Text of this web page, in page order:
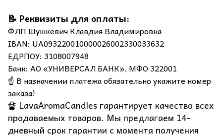
📝 Реквизиты для оплаты:
ФЛП Шушкевич Клавдия Владимировна
IBAN: UA093220010000026002330033632
ЕДРПОУ: 3108007948
Банк: АО «УНИВЕРСАЛ БАНК», МФО 322001
☝️ В назначении платежа обязательно укажите номер
заказа!
🔏 LavaAromaCandles гарантирует качество всех
продаваемых товаров. Мы предлагаем 14-
дневный срок гарантии с момента получения